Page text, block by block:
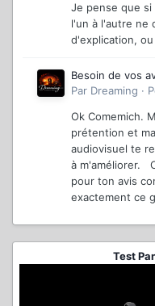
Je pense que si
l'un à l'autre ne
d'explication,
Besoin de vos
Par Dreaming ·
Ok Comemich.
prétention et
audiovisuel te
à m'améliorer.
pour ton avis
exactement ce
Test